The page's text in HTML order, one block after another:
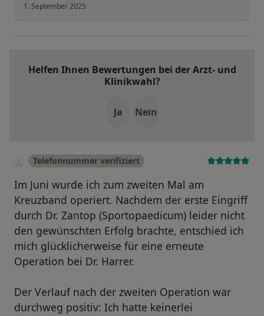
1. September 2025
Helfen Ihnen Bewertungen bei der Arzt- und
Klinikwahl?
Ja Nein
Telefonnummer verifiziert
Im Juni wurde ich zum zweiten Mal am
Kreuzband operiert. Nachdem der erste Eingriff
durch Dr. Zantop (Sportopaedicum) leider nicht
den gewünschten Erfolg brachte, entschied ich
mich glücklicherweise für eine erneute
Operation bei Dr. Harrer.
Der Verlauf nach der zweiten Operation war
durchweg positiv: Ich hatte keinerlei